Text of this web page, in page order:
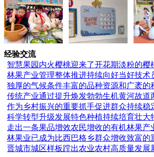
经验交流
智慧果园内火樱桃迎来了开花期淡粉的樱
林果产业管理整体推进持续向好当好技术
独厚的气候条件丰富的品种资源和广袤的
传统产业通过提升焕发勃勃生机黄河故道
作为乡村振兴的重要抓手促进群众持续稳
科学转型升级发展特色种植持续培育壮大
走出一条果品增效农民增收的有机林果产
林果业已成为比西巴格乡群众增收致富的
晋城市城区样板蹚出农业农村高质量发展